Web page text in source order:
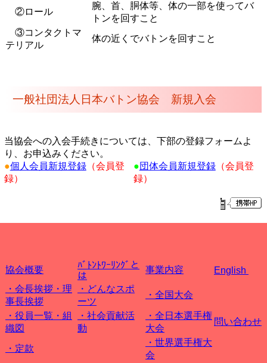
②ロール
腕、首、胴体等、体の一部を使ってバ
トンを回すこと
③コンタクトマ
テリアル
体の近くでバトンを回すこと
一般社団法人日本バトン協会 新規入会
当協会への入会手続きについては、下部の登録フォームよ
り、お申込みください。
●個人会員新規登録（会員登
録）
●団体会員新規登録（会員登
録）
協会概要
ﾊﾞﾄﾝﾄﾜｰﾘﾝｸﾞと
は
事業内容
English
・会長挨拶・理
事長挨拶
・どんなスポ
ーツ
・全国大会
・役員一覧・組
織図
・ 社会貢献活
動
・全日本選手権
大会
問い合わせ
・定款
・世界選手権大
会